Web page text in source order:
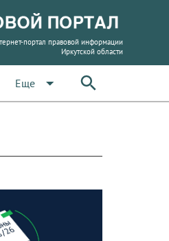
портал правовой информации
Иркутской области
Еще arrow_drop_down